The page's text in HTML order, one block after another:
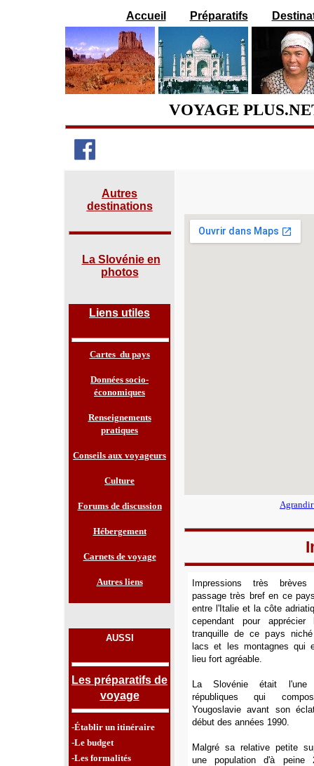
Accueil Préparatifs
VOYAGE
Autres
destinations
La Slovénie en
photos
Liens utiles
Cartes du pays
Données socio-
économiques
Renseignements
pratiques
Conseils aux voyageurs
Culture
Forums de discussion
Hébergement
Carnets de voyage
Autres liens
AUSSI
Les préparatifs de
voyage
-Établir un itinéraire
-Le budget
-Les formalités
Impressions très
passage très bref en ce
entre l'Italie et la côte
cependant pour apprécier
tranquille de ce pays
lacs et les montagnes qui
lieu fort agréable.
La Slovénie était
républiques qui
Yougoslavie avant son
début des années 1990.
Malgré sa relative petite
une population d'à peine